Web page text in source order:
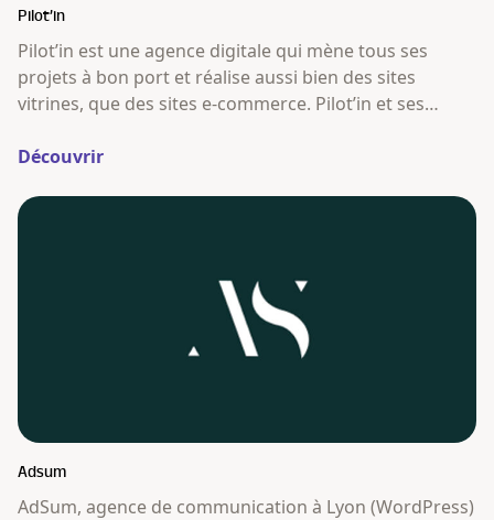
Pilot’in
Pilot’in est une agence digitale qui mène tous ses
projets à bon port et réalise aussi bien des sites
vitrines, que des sites e-commerce. Pilot’in et ses
vitrine et e-commerce au design attractif et technique
Découvrir
Adsum
AdSum, agence de communication à Lyon (WordPress)